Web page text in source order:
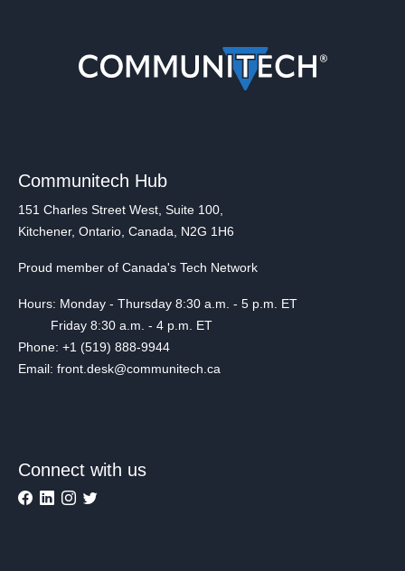
Communitech Hub
151 Charles Street West, Suite 100,
Kitchener, Ontario, Canada, N2G 1H6
Proud member of Canada's Tech Network
Hours: Monday - Thursday 8:30 a.m. - 5 p.m. ET
Friday 8:30 a.m. - 4 p.m. ET
Phone: +1 (519) 888-9944
Email: front.desk@communitech.ca
Connect with us